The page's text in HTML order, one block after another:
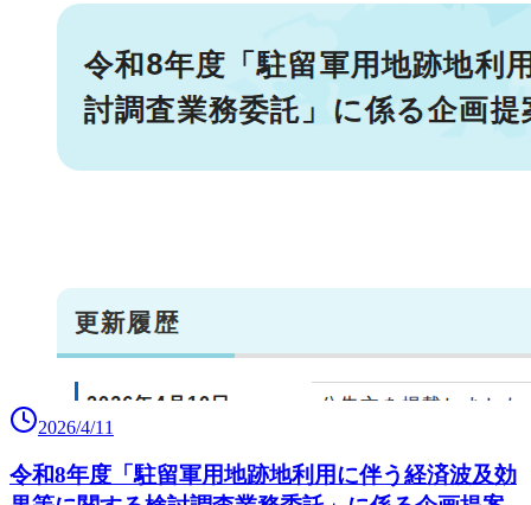
2026/4/11
令和8年度「駐留軍用地跡地利用に伴う経済波及効